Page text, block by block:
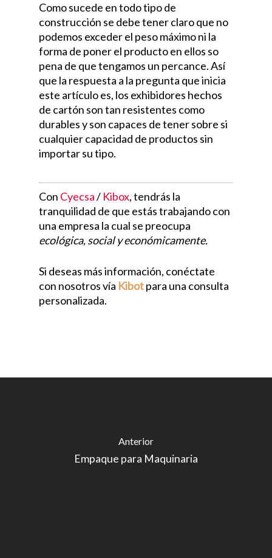
Como sucede en todo tipo de
construcción se debe tener claro que no
podemos exceder el peso máximo ni la
forma de poner el producto en ellos so
pena de que tengamos un percance. Así
que la respuesta a la pregunta que inicia
este artículo es, los exhibidores hechos
de cartón son tan resistentes como
durables y son capaces de tener sobre si
cualquier capacidad de productos sin
importar su tipo.
Con Cyecsa/ Kibox, tendrás la
tranquilidad de que estás trabajando con
una empresa la cual se preocupa
ecológica, social y económicamente.
Si deseas más información, conéctate
con nosotros vía Kibotpara una consulta
personalizada.
Anterior
Empaque para Maquinaria